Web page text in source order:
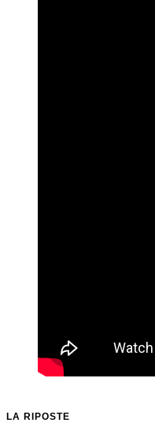
LA RIPOSTE